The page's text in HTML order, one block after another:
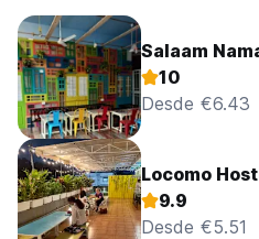
Salaam
10
Desde €6.43
Locomo
9.9
Desde €5.51